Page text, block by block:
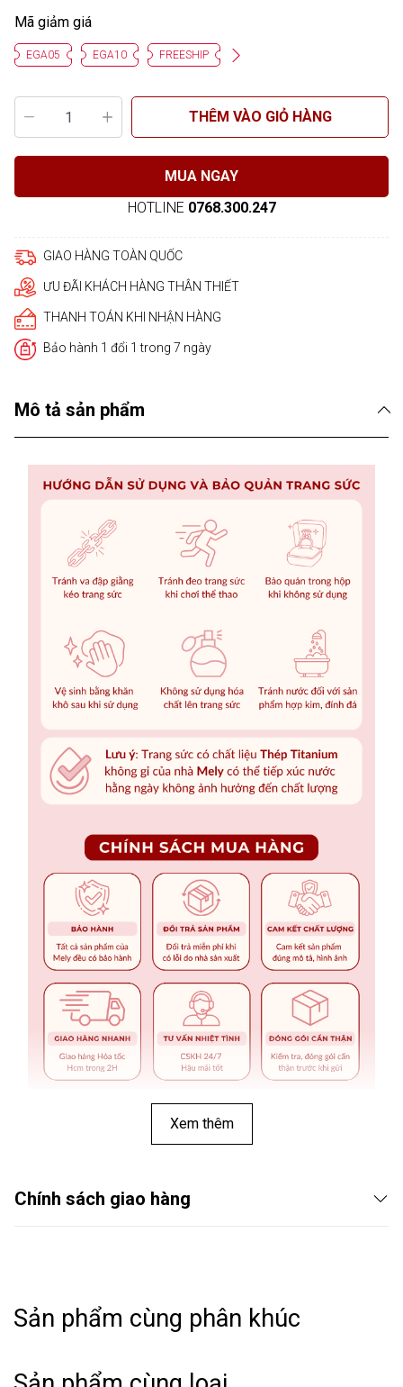
Mã giảm giá
EGA05 EGA10 FREESHIP
THÊM VÀO GIỎ HÀNG
MUA NGAY
HOTLINE 0768.300.247
GIAO HÀNG TOÀN QUỐC
ƯU ĐÃI KHÁCH HÀNG THÂN THIẾT
THANH TOÁN KHI NHẬN HÀNG
Bảo hành 1 đổi 1 trong 7 ngày
Mô tả sản phẩm
Xem thêm
Chính sách giao hàng
Sản phẩm cùng phân khúc